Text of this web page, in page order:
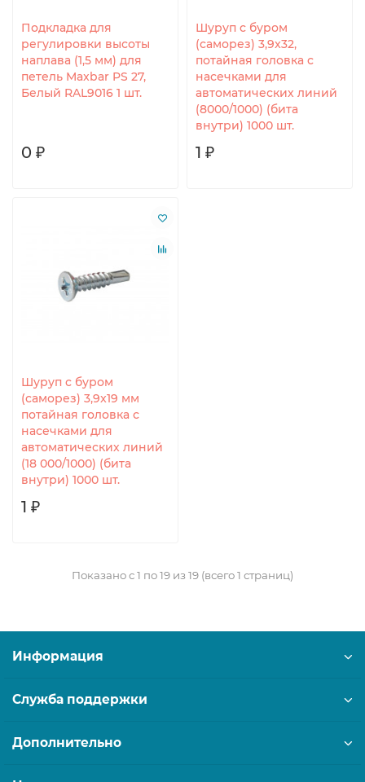
Подкладка для
регулировки высоты
наплава (1,5 мм) для
петель Maxbar PS 27,
Белый RAL9016 1 шт.
0 ₽
Шуруп c буром
(саморез) 3,9x32,
потайная головка с
насечками для
автоматических линий
(8000/1000) (бита
внутри) 1000 шт.
1 ₽
Шуруп с буром
(саморез) 3,9x19 мм
потайная головка с
насечками для
автоматических линий
(18 000/1000) (бита
внутри) 1000 шт.
1 ₽
Показано с 1 по 19 из 19 (всего 1 страниц)
Информация
Служба поддержки
Дополнительно